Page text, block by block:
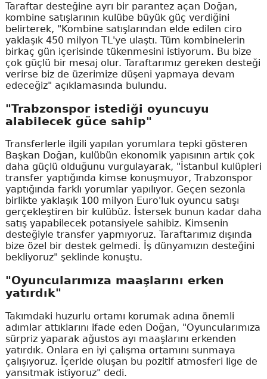
Taraftar desteğine ayrı bir parantez açan Doğan,
kombine satışlarının kulübe büyük güç verdiğini
belirterek, "Kombine satışlarından elde edilen ciro
yaklaşık 450 milyon TL'ye ulaştı. Tüm kombinelerin
birkaç gün içerisinde tükenmesini istiyorum. Bu bize
çok güçlü bir mesaj olur. Taraftarımız gereken desteği
verirse biz de üzerimize düşeni yapmaya devam
edeceğiz" açıklamasında bulundu.
"Trabzonspor istediği oyuncuyu
alabilecek güce sahip"
Transferlerle ilgili yapılan yorumlara tepki gösteren
Başkan Doğan, kulübün ekonomik yapısının artık çok
daha güçlü olduğunu vurgulayarak, "İstanbul kulüpleri
transfer yaptığında kimse konuşmuyor, Trabzonspor
yaptığında farklı yorumlar yapılıyor. Geçen sezonla
birlikte yaklaşık 100 milyon Euro'luk oyuncu satışı
gerçekleştiren bir kulübüz. İstersek bunun kadar daha
satış yapabilecek potansiyele sahibiz. Kimsenin
desteğiyle transfer yapmıyoruz. Taraftarımız dışında
bize özel bir destek gelmedi. İş dünyamızın desteğini
bekliyoruz" şeklinde konuştu.
"Oyuncularımıza maaşlarını erken
yatırdık"
Takımdaki huzurlu ortamı korumak adına önemli
adımlar attıklarını ifade eden Doğan, "Oyuncularımıza
sürpriz yaparak ağustos ayı maaşlarını erkenden
yatırdık. Onlara en iyi çalışma ortamını sunmaya
çalışıyoruz. İçeride oluşan bu pozitif atmosferi lige de
yansıtmak istiyoruz" dedi.